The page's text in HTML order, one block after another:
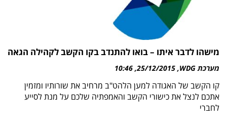
מישהו לדבר איתו – בואו להתנדב בקו הקשב לקהילה הגאה
מערכת WDG 25/12/2015
10:46
קו הקשב של האגודה למען הלהט"ב מרחיב את שורותיו ומזמין
אתכם לנצל את כישורי הקשב והאמפתיה שלכם על מנת לסייע
לחברי